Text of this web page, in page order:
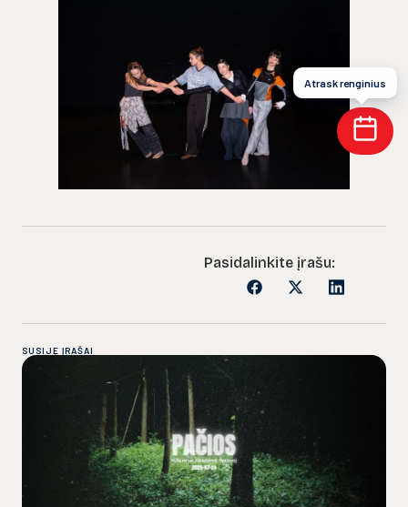
Pasidalinkite įrašu:
SUSIJĘ ĮRAŠAI
Atrask renginius